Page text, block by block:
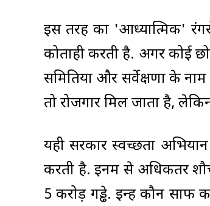
इस तरह का 'आध्यात्मिक'
कोताही करती है. अगर कोई
समितियों और सर्वेक्षणों के
तो रोजगार मिल जाता है,
यही सरकार स्वच्छता
करती है. इनमें से अधिकतर
5 करोड़ गड्ढे. इन्हें कौन साफ